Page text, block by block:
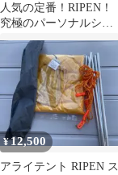
人気の定番！RIPEN！
究極のパーソナルシェ
ルター！ビバーク ツエ
ルト 収納袋付
¥12,500
アライテント RIPEN ス